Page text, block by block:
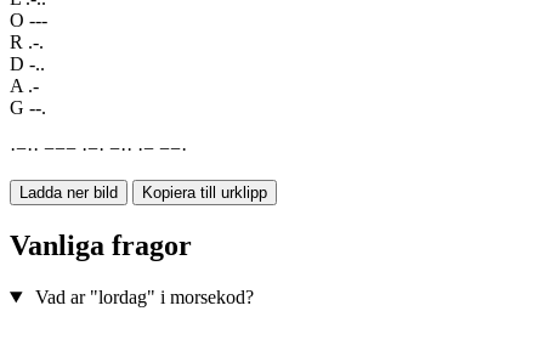
O ---
R .-.
D -..
A .-
G --.
·−·· −−− ·−· −·· ·− −−·
Ladda ner bild Kopiera till urklipp
Vanliga fragor
Vad ar "lordag" i morsekod?